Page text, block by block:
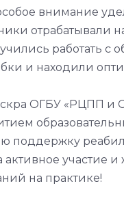
внимание
отрабатывали
работать с
и находили
ОГБУ «РЦПП и
поддержку
активное участие
на практике!